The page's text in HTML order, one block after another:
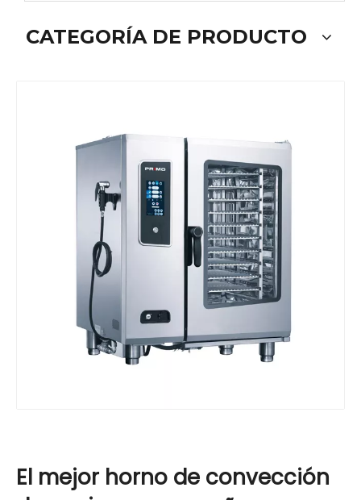
CATEGORÍA DE PRODUCTO
El mejor horno de convección